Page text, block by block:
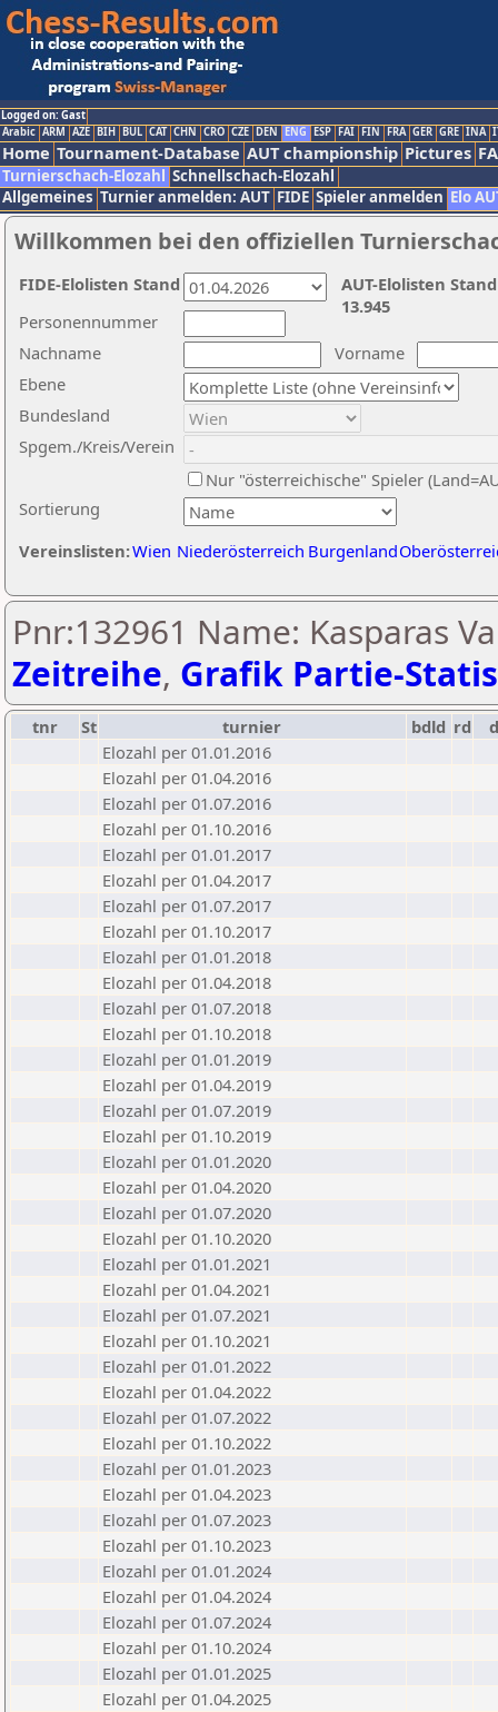
Logged on: Gast
Arabic ARM AZE BIH BUL CAT CHN CRO CZE DEN ENG ESP FAI FIN FRA GER GRE INA
Home Tournament-Database AUT championship Pictures
Turnierschach-Elozahl Schnellschach-Elozahl
Allgemeines Turnier anmelden: AUT FIDE Spieler anmelden Elo
Willkommen bei den offiziellen
Nachname
Vorname
Ebene
Sortierung
Personennummer
Bundesland
Spgem./Kreis/Verein
Nur "österreichische" Spieler
Vereinslisten:Wien Niederösterreich Burgenland
AUT-Elolisten
13.945
FIDE-Elolisten Stand
Pnr:132961 Name: Kasparas
Zeitreihe, Grafik Partie-
tnr St turnier bdld rd
Elozahl per 01.01.2016
Elozahl per 01.04.2016
Elozahl per 01.07.2016
Elozahl per 01.10.2016
Elozahl per 01.01.2017
Elozahl per 01.04.2017
Elozahl per 01.07.2017
Elozahl per 01.10.2017
Elozahl per 01.01.2018
Elozahl per 01.04.2018
Elozahl per 01.07.2018
Elozahl per 01.10.2018
Elozahl per 01.01.2019
Elozahl per 01.04.2019
Elozahl per 01.07.2019
Elozahl per 01.10.2019
Elozahl per 01.01.2020
Elozahl per 01.04.2020
Elozahl per 01.07.2020
Elozahl per 01.10.2020
Elozahl per 01.01.2021
Elozahl per 01.04.2021
Elozahl per 01.07.2021
Elozahl per 01.10.2021
Elozahl per 01.01.2022
Elozahl per 01.04.2022
Elozahl per 01.07.2022
Elozahl per 01.10.2022
Elozahl per 01.01.2023
Elozahl per 01.04.2023
Elozahl per 01.07.2023
Elozahl per 01.10.2023
Elozahl per 01.01.2024
Elozahl per 01.04.2024
Elozahl per 01.07.2024
Elozahl per 01.10.2024
Elozahl per 01.01.2025
Elozahl per 01.04.2025